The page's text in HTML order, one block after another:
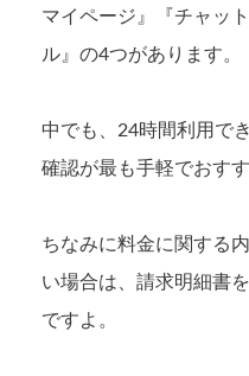
マイページ』『チャッ
ル』の4つがあります。
中でも、24時間利用で
確認が最も手軽でおすす
ちなみに料金に関する
い場合は、請求明細書
ですよ。